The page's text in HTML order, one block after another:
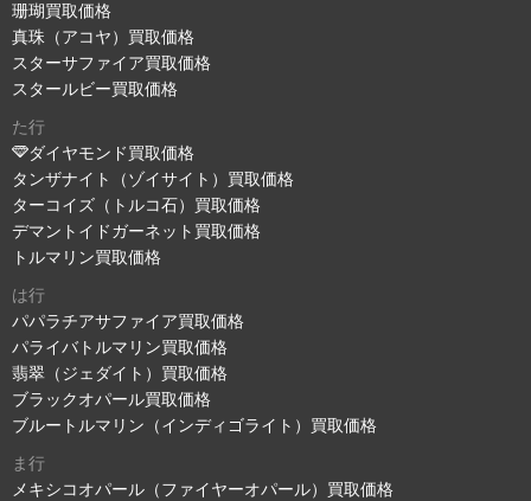
珊瑚買取価格
真珠（アコヤ）買取価格
スターサファイア買取価格
スタールビー買取価格
た行
ダイヤモンド買取価格
タンザナイト（ゾイサイト）買取価格
ターコイズ（トルコ石）買取価格
デマントイドガーネット買取価格
トルマリン買取価格
は行
パパラチアサファイア買取価格
パライバトルマリン買取価格
翡翠（ジェダイト）買取価格
ブラックオパール買取価格
ブルートルマリン（インディゴライト）買取価格
ま行
メキシコオパール（ファイヤーオパール）買取価格